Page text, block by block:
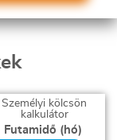
Személyi kölcsön
kalkulátor
Futamidő (hó)